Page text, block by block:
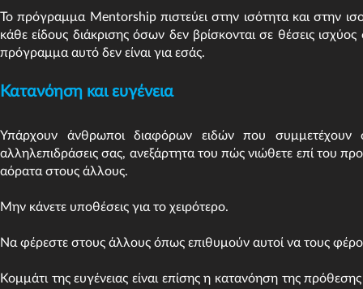
Το πρόγραμμα Mentorship πιστεύει στην ισότητα και στην
κάθε είδους διάκρισης όσων δεν βρίσκονται σε θέσεις
πρόγραμμα αυτό δεν είναι για εσάς.
Κατανόηση και ευγένεια
Υπάρχουν άνθρωποι διαφόρων ειδών που συμμετέχουν
αλληλεπιδράσεις σας, ανεξάρτητα του πώς νιώθετε επί του
αόρατα στους άλλους.
Μην κάνετε υποθέσεις για το χειρότερο.
Να φέρεστε στους άλλους όπως επιθυμούν αυτοί να τους
Κομμάτι της ευγένειας είναι επίσης η κατανόηση της